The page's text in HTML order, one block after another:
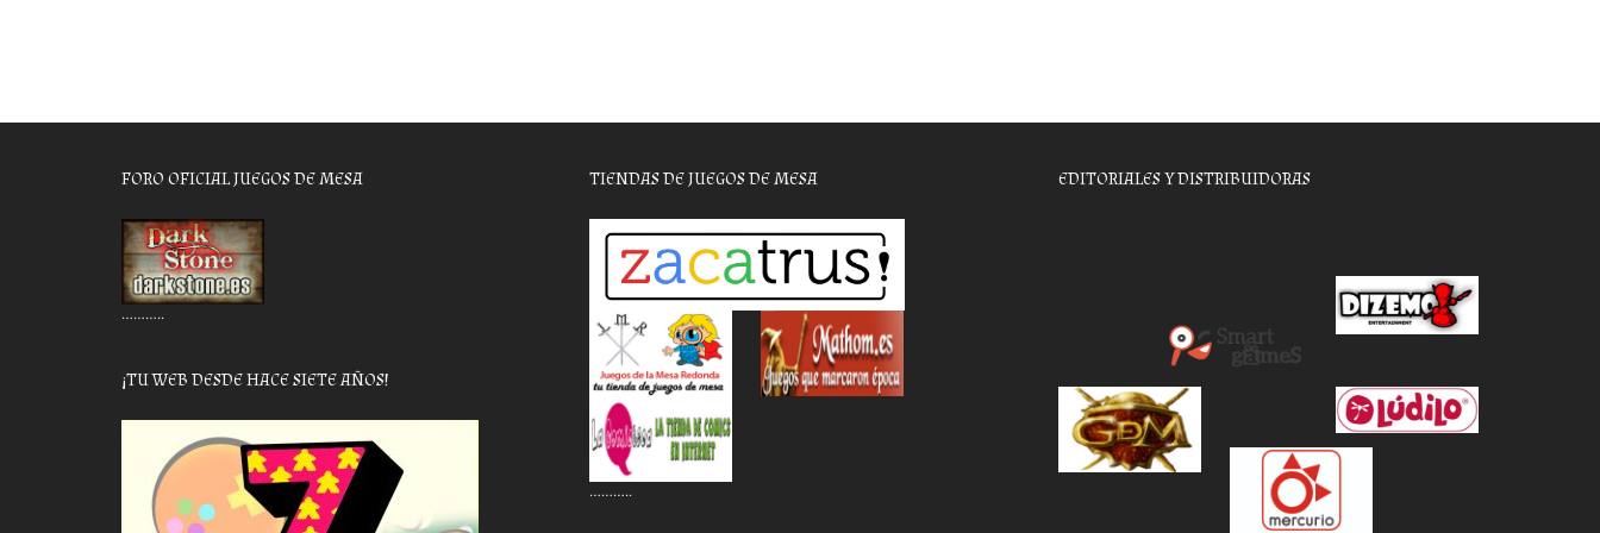
FORO OFICIAL JUEGOS DE MESA
………..
¡TU WEB DESDE HACE SIETE AÑOS!
TIENDAS DE JUEGOS DE MESA
………..
EDITORIALES Y DISTRIBUIDORAS